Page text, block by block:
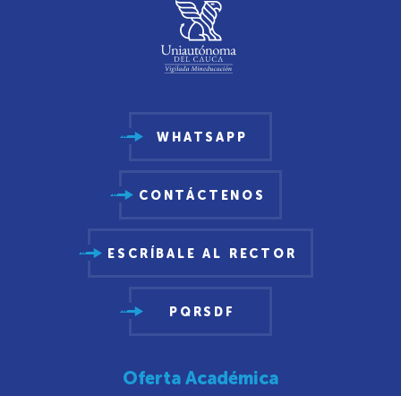
WHATSAPP
CONTÁCTENOS
ESCRÍBALE AL RECTOR
PQRSDF
Oferta Académica